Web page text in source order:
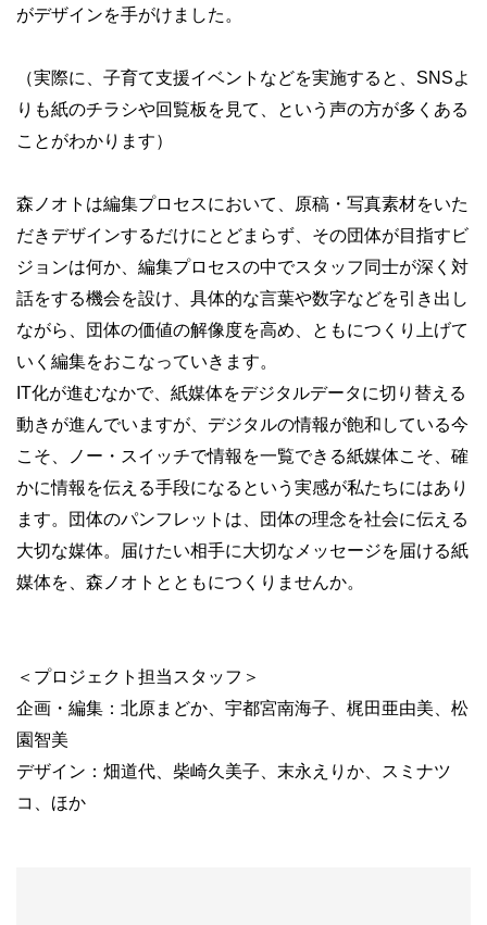
がデザインを手がけました。
（実際に、子育て支援イベントなどを実施すると、SNSよ
りも紙のチラシや回覧板を見て、という声の方が多くある
ことがわかります）
森ノオトは編集プロセスにおいて、原稿・写真素材をいた
だきデザインするだけにとどまらず、その団体が目指すビ
ジョンは何か、編集プロセスの中でスタッフ同士が深く対
話をする機会を設け、具体的な言葉や数字などを引き出し
ながら、団体の価値の解像度を高め、ともにつくり上げて
いく編集をおこなっていきます。
IT化が進むなかで、紙媒体をデジタルデータに切り替える
動きが進んでいますが、デジタルの情報が飽和している今
こそ、ノー・スイッチで情報を一覧できる紙媒体こそ、確
かに情報を伝える手段になるという実感が私たちにはあり
ます。団体のパンフレットは、団体の理念を社会に伝える
大切な媒体。届けたい相手に大切なメッセージを届ける紙
媒体を、森ノオトとともにつくりませんか。
＜プロジェクト担当スタッフ＞
企画・編集：北原まどか、宇都宮南海子、梶田亜由美、松
園智美
デザイン：畑道代、柴崎久美子、末永えりか、スミナツ
コ、ほか